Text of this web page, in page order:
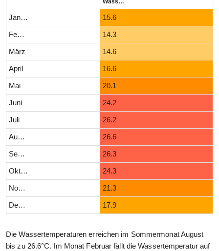
Wassertemperatur (°C)
Januar 15.6
Februar 14.3
März 14.6
April 16.6
Mai 20.1
Juni 24.2
Juli 26.2
August 26.6
September 26.3
Oktober 24.3
November 21.3
Dezember 17.9
Die Wassertemperaturen erreichen im Sommermonat August
bis zu 26.6°C. Im Monat Februar fällt die Wassertemperatur auf